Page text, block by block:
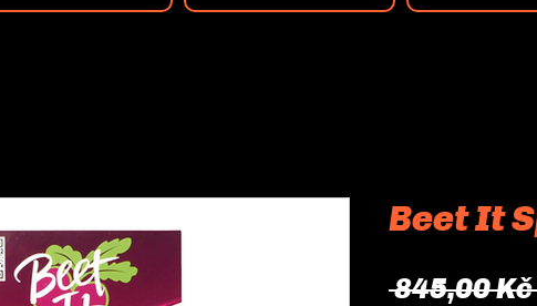
Beet It
845,00 Kč